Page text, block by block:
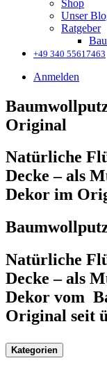
Shop
Unser
Ratgeber
+49 340 55617463
Anmelden
Original
Natürliche
Decke – als
Dekor im
Natürliche
Decke – als
Dekor vom
Original seit
Kategorien